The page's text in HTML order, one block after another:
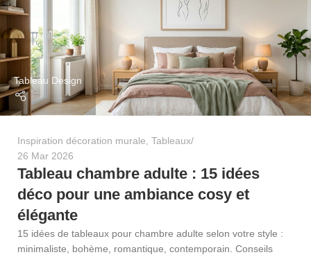
Tableau Design
Inspiration décoration murale Tableaux
26 Mar 2026
Tableau chambre adulte : 15 idées
déco pour une ambiance cosy et
élégante
15 idées de tableaux pour chambre adulte selon votre style :
minimaliste, bohème, romantique, contemporain. Conseils